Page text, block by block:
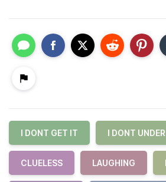
I DONT GET IT I DONT
CLUELESS LAUGHING